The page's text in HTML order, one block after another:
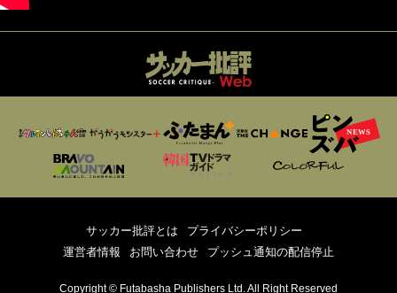
サッカー批評とは
プライバシーポリシー
運営者情報
お問い合わせ プッシュ通知の配信停止
Copyright © Futabasha Publishers Ltd. All Right Reserved